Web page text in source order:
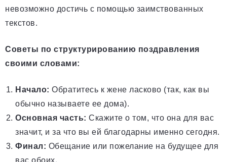
невозможно достичь с помощью заимствованных
текстов.
Советы по структурированию поздравления
своими словами:
Начало: Обратитесь к жене ласково (так, как вы
обычно называете ее дома).
Основная часть: Скажите о том, что она для вас
значит, и за что вы ей благодарны именно сегодня.
Финал: Обещание или пожелание на будущее для